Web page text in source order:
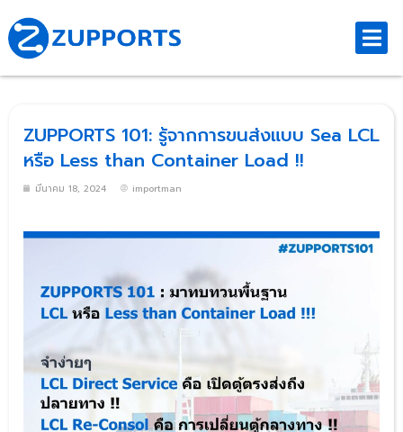
ZUPPORTS 101: รู้จากการขนส่งแบบ Sea LCL
หรือ Less than Container Load !!
มีนาคม 18, 2024 importman